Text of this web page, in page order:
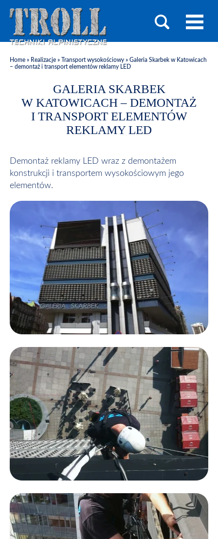
Home » Realizacje » Transport wysokościowy » Galeria Skarbek w Katowicach
– demontaż i transport elementów reklamy LED
GALERIA SKARBEK
W KATOWICACH – DEMONTAŻ
I TRANSPORT ELEMENTÓW
REKLAMY LED
Demontaż reklamy LED wraz z demontażem
konstrukcji i transportem wysokościowym jego
elementów.